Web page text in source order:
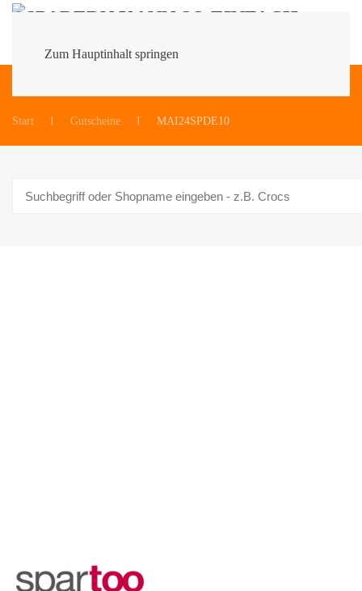
Zum Hauptinhalt springen
Start Gutscheine MAI24SPDE10